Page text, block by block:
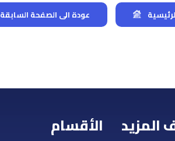
عودة الى الصفحة السابقة
الأقسام